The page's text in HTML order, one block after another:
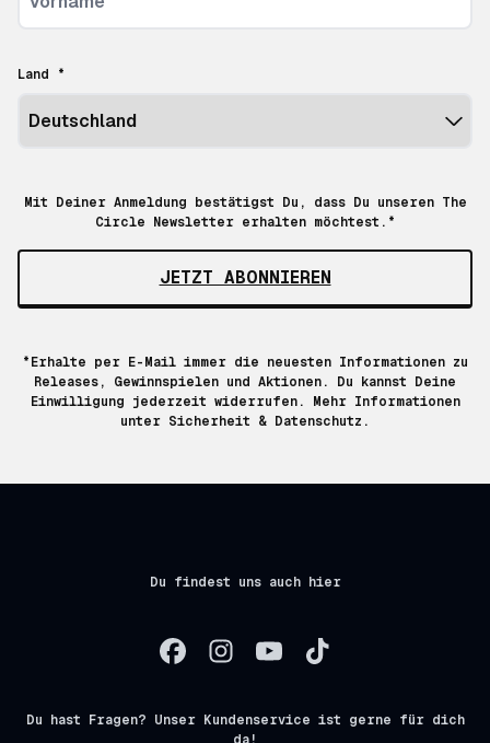
Land *
Mit Deiner Anmeldung bestätigst Du, dass Du unseren The
Circle Newsletter erhalten möchtest.*
JETZT ABONNIEREN
*Erhalte per E-Mail immer die neuesten Informationen zu
Releases, Gewinnspielen und Aktionen. Du kannst Deine
Einwilligung jederzeit widerrufen. Mehr Informationen
unter Sicherheit & Datenschutz.
Du findest uns auch hier
Du hast Fragen? Unser Kundenservice ist gerne für dich
da!